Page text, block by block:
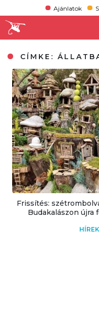
Ajánlatok
CÍMKE:
Frissítés:
Budakalászon újra
HÍREK